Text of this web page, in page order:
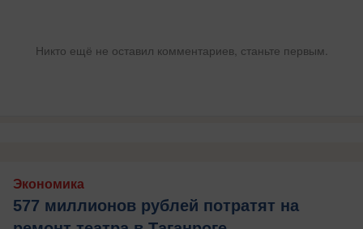
Никто ещё не оставил комментариев, станьте первым.
Экономика
577 миллионов рублей потратят на